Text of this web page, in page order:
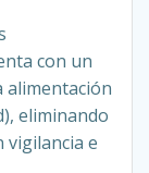
con un
alimentación
eliminando
vigilancia e